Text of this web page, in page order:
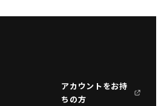
アカウントをお持
ちの方